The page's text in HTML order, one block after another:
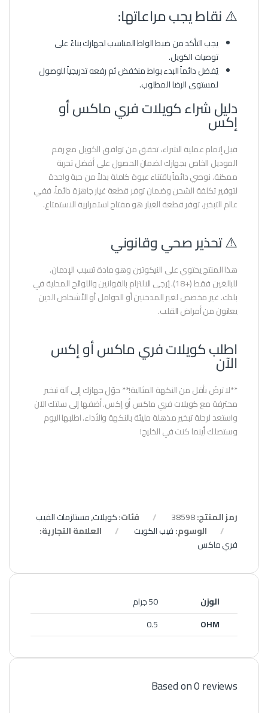
⚠️ نقاط يجب مراعاتها:
يجب التأكد من ضبط الواط المناسب لجهازك بناءً على
توصيات الكويل.
يُفضل دائماً البدء بواط منخفض ثم رفعه تدريجياً للوصول
لمستوى الرضا المطلوب.
دليل شراء كويلات فري ماكس أو
إكس
قبل إتمام عملية الشراء، تحقق من توافق الكويل مع رقم
الموديل الخاص بجهازك لضمان الحصول على أفضل تجربة
ممكنة. نوصي دائماً باقتناء عبوة كاملة بدلاً من حبة واحدة
لتوفير تكلفة الشحن وضمان توفر قطعة غيار جاهزة دائماً، ففي
عالم التبخير، توفر قطعة الغيار هو مفتاح استمرارية الاستمتاع.
⚠️ تحذير صحي وقانوني
هذا المنتج يحتوي على النيكوتين وهو مادة تسبب الإدمان.
للبالغين فقط (+18). يُرجى الالتزام بالقوانين واللوائح المحلية في
بلدك. غير مخصص لغير المدخنين أو الحوامل أو الأشخاص الذين
يعانون من أمراض القلب.
اطلب كويلات فري ماكس أو إكس
الآن
**لا ترضَ بأقل من النكهة المثالية!** حوّل جهازك إلى آلة تبخير
محترفة مع كويلات فري ماكس أو إكس. أضفها إلى سلتك الآن
واستعد لرحلة تبخير مذهلة مليئة بالنكهة والأداء. اطلبها اليوم
وستصلك أينما كنت في الخليج!
رمز المنتج:38598 فئات:كويلات,مستلزمات الفيب
الوسوم:فيب الكويت
العلامة التجارية:
فري ماكس
الوزن
50 جرام
OHM
0.5
Based on 0 reviews